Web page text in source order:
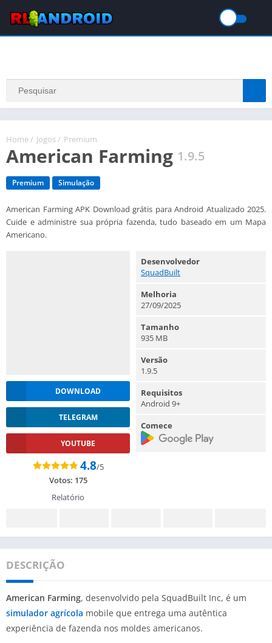
Home / Jogos / Premium
American Farming 1.9.5
Premium Simulação
American Farming APK Download grátis para Android Atualizado 2025.
Cuide e administre sua própria fazenda, tudo baseado em um Mapa
Americano.
DOWNLOAD
TELEGRAM
YOUTUBE
4.8/5
Votos: 175
Relatório
Desenvolvedor
SquadBuilt
Melhoria
27/09/2025
Tamanho
935 MB
Versão
1.9.5
Requisitos
Android 9+
Comece
DESCRIÇÃO
American Farming, desenvolvido pela SquadBuilt Inc, é um
simulador agrícola mobile que entrega uma autêntica
experiência de fazenda nos moldes americanos.